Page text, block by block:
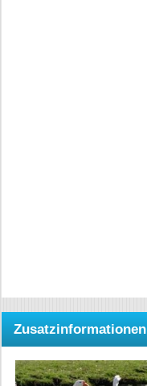
Zusatzinformationen